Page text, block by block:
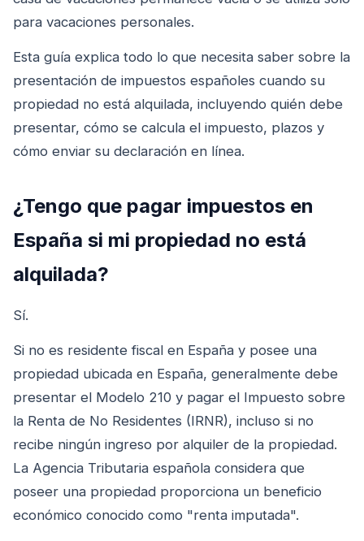
para vacaciones personales.
Esta guía explica todo lo que necesita saber sobre la
presentación de impuestos españoles cuando su
propiedad no está alquilada, incluyendo quién debe
presentar, cómo se calcula el impuesto, plazos y
cómo enviar su declaración en línea.
¿Tengo que pagar impuestos en
España si mi propiedad no está
alquilada?
Sí.
Si no es residente fiscal en España y posee una
propiedad ubicada en España, generalmente debe
presentar el Modelo 210 y pagar el Impuesto sobre
la Renta de No Residentes (IRNR), incluso si no
recibe ningún ingreso por alquiler de la propiedad.
La Agencia Tributaria española considera que
poseer una propiedad proporciona un beneficio
económico conocido como "renta imputada".